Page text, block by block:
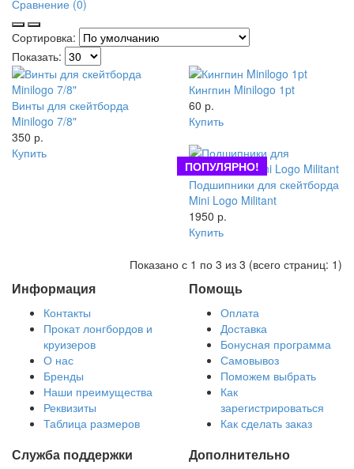
Сравнение (0)
Сортировка:
Показать:
Винты для скейтборда
Minilogo 7/8"
350 р.
Купить
Кингпин Minilogo 1pt
60 р.
Купить
ПОПУЛЯРНО!
Подшипники для скейтборда
Mini Logo Militant
1950 р.
Купить
Показано с 1 по 3 из 3 (всего страниц: 1)
Информация
Контакты
Прокат лонгбордов и
круизеров
О нас
Бренды
Наши преимущества
Реквизиты
Таблица размеров
Помощь
Оплата
Доставка
Бонусная программа
Самовывоз
Поможем выбрать
Как
зарегистрироваться
Как сделать заказ
Служба поддержки Дополнительно